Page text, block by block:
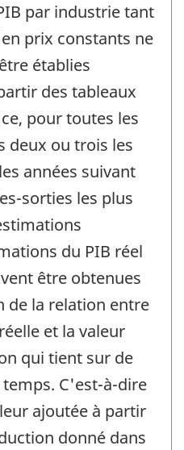
par industrie tant
prix constants ne
établies
des tableaux
pour toutes les
deux ou trois les
années suivant
sorties les plus
du PIB réel
être obtenues
de la relation entre
et la valeur
qui tient sur de
C'est-à-dire
ajoutée à partir
donné dans